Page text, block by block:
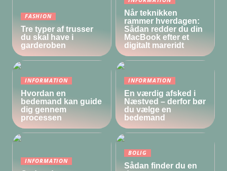
FASHION
Tre typer af trusser
du skal have i
garderoben
Når teknikken
rammer hverdagen:
Sådan redder du din
MacBook efter et
digitalt mareridt
INFORMATION
Hvordan en
bedemand kan guide
dig gennem
processen
INFORMATION
En værdig afsked i
Næstved – derfor bør
du vælge en
bedemand
INFORMATION
BOLIG
Sådan finder du en